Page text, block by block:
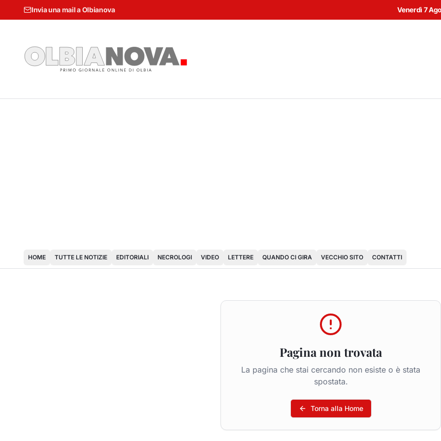
Invia una mail a Olbianova Venerdì 7
HOME TUTTE LE NOTIZIE EDITORIALI NECROLOGI VIDEO LETTERE QUANDO CI GIRA VECCHIO SITO CONTATTI
Pagina non trovata
La pagina che stai cercando non esiste o è stata
spostata.
Torna alla Home